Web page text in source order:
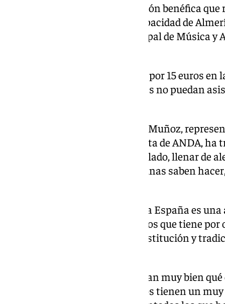
El acto central será una actuación benéfica
Asociación de Niños con Discapacidad de
sábado 28 en la Escuela Municipal de Música
Las entradas están disponibles por 15 euros
habrá una ‘fila cero’ para quienes no puedan
Martín, acompañada por Pedro Muñoz,
Esperanza Fernández, presidenta de ANDA,
«tiene un doble objetivo: por un lado, llenar de
nuestra ciudad como solo las tunas saben
Además, ha explicado que «Tuna España es
de Antiguos Tunos Universitarios que tiene
y difundir la tradición de una institución y
«Quizás los más jóvenes no sepan muy bien
de que nuestros padres y abuelos tienen un